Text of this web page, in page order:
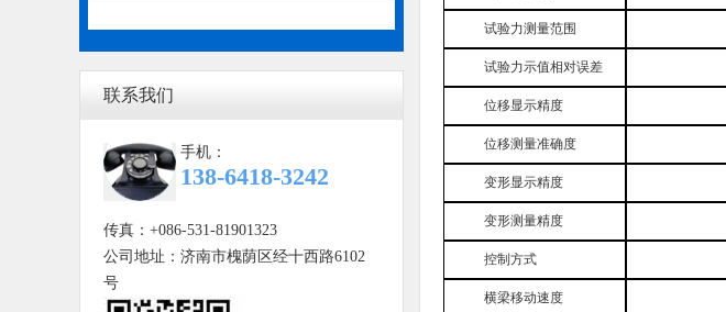
联系我们
手机：
138-6418-3242
传真：+086-531-81901323
公司地址：济南市槐荫区经十西路6102
号
试验力测量范围
试验力示值相对误差
位移显示精度
位移测量准确度
变形显示精度
变形测量精度
控制方式
横梁移动速度